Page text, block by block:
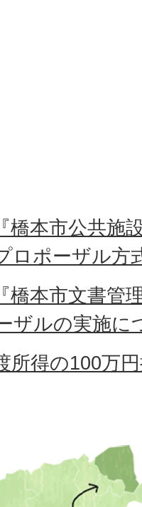
橋本市公共施
ロポーザル方
橋本市文書管
ザルの実施に
所得の100万